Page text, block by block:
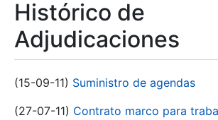
Histórico de
Adjudicaciones
(15-09-11) Suministro de agendas
(27-07-11) Contrato marco para